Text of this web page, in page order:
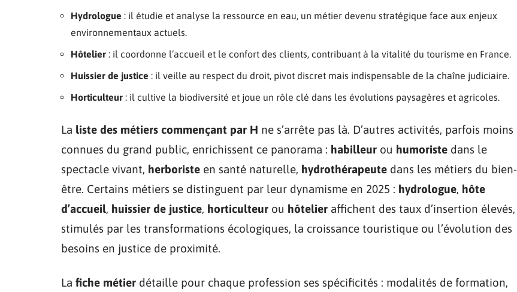
Hydrologue : il étudie et analyse la ressource en eau, un métier devenu stratégique face aux enjeux
environnementaux actuels.
Hôtelier : il coordonne l’accueil et le confort des clients, contribuant à la vitalité du tourisme en France.
Huissier de justice : il veille au respect du droit, pivot discret mais indispensable de la chaîne judiciaire.
Horticulteur : il cultive la biodiversité et joue un rôle clé dans les évolutions paysagères et agricoles.
La liste des métiers commençant par H ne s’arrête pas là. D’autres activités, parfois moins
connues du grand public, enrichissent ce panorama : habilleur ou humoriste dans le
spectacle vivant, herboriste en santé naturelle, hydrothérapeute dans les métiers du bien-
être. Certains métiers se distinguent par leur dynamisme en 2025 : hydrologue, hôte
d’accueil, huissier de justice, horticulteur ou hôtelier affichent des taux d’insertion élevés,
stimulés par les transformations écologiques, la croissance touristique ou l’évolution des
besoins en justice de proximité.
La fiche métier détaille pour chaque profession ses spécificités : modalités de formation,